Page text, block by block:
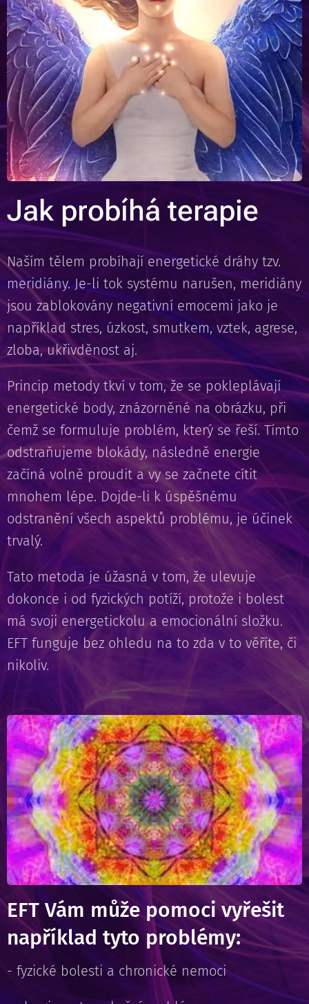
Jak probíhá terapie
Naším tělem probíhají energetické dráhy tzv.
meridiány. Je-li tok systému narušen, meridiány
jsou zablokovány negativní emocemi jako je
například stres, úzkost, smutkem, vztek, agrese,
zloba, ukřivděnost aj.
Princip metody tkví v tom, že se pokleplávají
energetické body, znázorněné na obrázku, při
čemž se formuluje problém, který se řeší. Tímto
odstraňujeme blokády, následně energie
začíná volně proudit a vy se začnete cítit
mnohem lépe. Dojde-li k úspěšnému
odstranění všech aspektů problému, je účinek
trvalý.
Tato metoda je úžasná v tom, že ulevuje
dokonce i od fyzických potíží, protože i bolest
má svoji energetickolu a emocionální složku.
EFT funguje bez ohledu na to zda v to věříte, či
nikoliv.
EFT Vám může pomoci vyřešit
například tyto problémy:
- fyzické bolesti a chronické nemoci